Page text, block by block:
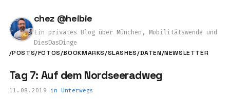
chez @heibie
Ein privates Blog über München, Mobilitätswende und
DiesDasDinge
/POSTS/FOTOS/BOOKMARKS/SLASHES/DATEN/NEWSLETTER
Tag 7: Auf dem Nordseeradweg
11.08.2019 in Unterwegs